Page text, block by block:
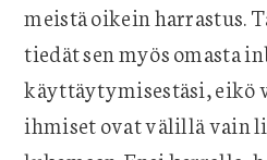
meistä oikein harrastus.
tiedät sen myös omasta
käyttäytymisestäsi, eikö
ihmiset ovat välillä vain